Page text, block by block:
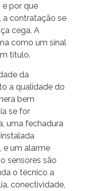
por que
a contratação se
cega. A
como um sinal
título.
da
a qualidade do
bem
se for
uma fechadura
e um alarme
sensores são
o técnico a
conectividade,